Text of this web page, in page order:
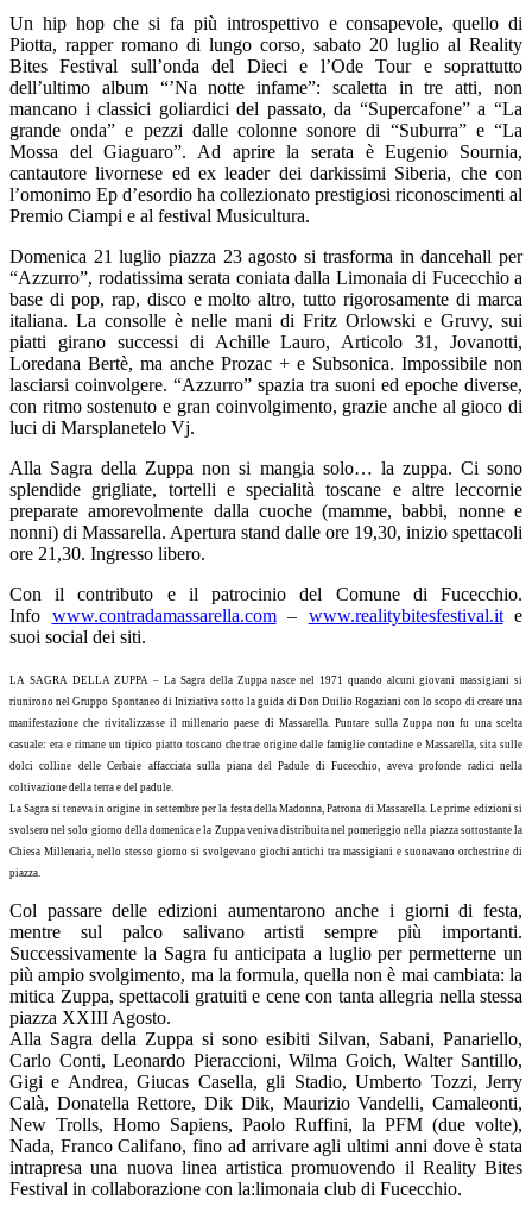
Un hip hop che si fa più introspettivo e consapevole, quello di
Piotta, rapper romano di lungo corso, sabato 20 luglio al Reality
Bites Festival sull’onda del Dieci e l’Ode Tour e soprattutto
dell’ultimo album “’Na notte infame”: scaletta in tre atti, non
mancano i classici goliardici del passato, da “Supercafone” a “La
grande onda” e pezzi dalle colonne sonore di “Suburra” e “La
Mossa del Giaguaro”. Ad aprire la serata è Eugenio Sournia,
cantautore livornese ed ex leader dei darkissimi Siberia, che con
l’omonimo Ep d’esordio ha collezionato prestigiosi riconoscimenti al
Premio Ciampi e al festival Musicultura.
Domenica 21 luglio piazza 23 agosto si trasforma in dancehall per
“Azzurro”, rodatissima serata coniata dalla Limonaia di Fucecchio a
base di pop, rap, disco e molto altro, tutto rigorosamente di marca
italiana. La consolle è nelle mani di Fritz Orlowski e Gruvy, sui
piatti girano successi di Achille Lauro, Articolo 31, Jovanotti,
Loredana Bertè, ma anche Prozac + e Subsonica. Impossibile non
lasciarsi coinvolgere. “Azzurro” spazia tra suoni ed epoche diverse,
con ritmo sostenuto e gran coinvolgimento, grazie anche al gioco di
luci di Marsplanetelo Vj.
Alla Sagra della Zuppa non si mangia solo… la zuppa. Ci sono
splendide grigliate, tortelli e specialità toscane e altre leccornie
preparate amorevolmente dalla cuoche (mamme, babbi, nonne e
nonni) di Massarella. Apertura stand dalle ore 19,30, inizio spettacoli
ore 21,30. Ingresso libero.
Con il contributo e il patrocinio del Comune di Fucecchio.
Info www.contradamassarella.com– www.realitybitesfestival.ite
suoi social dei siti.
LA SAGRA DELLA ZUPPA – La Sagra della Zuppa nasce nel 1971 quando alcuni giovani massigiani si
riunirono nel Gruppo Spontaneo di Iniziativa sotto la guida di Don Duilio Rogaziani con lo scopo di creare una
manifestazione che rivitalizzasse il millenario paese di Massarella. Puntare sulla Zuppa non fu una scelta
casuale: era e rimane un tipico piatto toscano che trae origine dalle famiglie contadine e Massarella, sita sulle
dolci colline delle Cerbaie affacciata sulla piana del Padule di Fucecchio, aveva profonde radici nella
coltivazione della terra e del padule.
La Sagra si teneva in origine in settembre per la festa della Madonna, Patrona di Massarella. Le prime edizioni si
svolsero nel solo giorno della domenica e la Zuppa veniva distribuita nel pomeriggio nella piazza sottostante la
Chiesa Millenaria, nello stesso giorno si svolgevano giochi antichi tra massigiani e suonavano orchestrine di
piazza.
Col passare delle edizioni aumentarono anche i giorni di festa,
mentre sul palco salivano artisti sempre più importanti.
Successivamente la Sagra fu anticipata a luglio per permetterne un
più ampio svolgimento, ma la formula, quella non è mai cambiata: la
mitica Zuppa, spettacoli gratuiti e cene con tanta allegria nella stessa
piazza XXIII Agosto.
Alla Sagra della Zuppa si sono esibiti Silvan, Sabani, Panariello,
Carlo Conti, Leonardo Pieraccioni, Wilma Goich, Walter Santillo,
Gigi e Andrea, Giucas Casella, gli Stadio, Umberto Tozzi, Jerry
Calà, Donatella Rettore, Dik Dik, Maurizio Vandelli, Camaleonti,
New Trolls, Homo Sapiens, Paolo Ruffini, la PFM (due volte),
Nada, Franco Califano, fino ad arrivare agli ultimi anni dove è stata
intrapresa una nuova linea artistica promuovendo il Reality Bites
Festival in collaborazione con la:limonaia club di Fucecchio.